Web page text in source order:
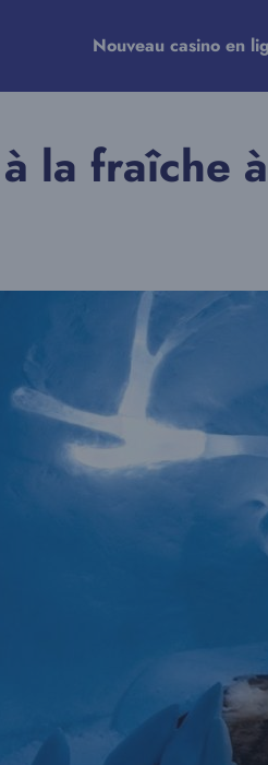
Nouveau casino en
la fraîche